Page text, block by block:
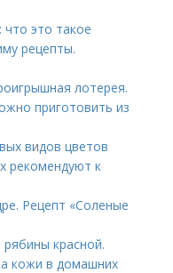
что это такое
рецепты.
лотерея.
приготовить из
видов цветов
рекомендуют к
Рецепт «Соленые
красной.
кожи в домашних